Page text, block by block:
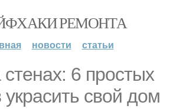
РЕМОНТА
новости статьи
6 простых
украсить свой дом